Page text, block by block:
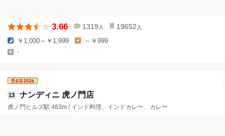
3.66 1319 人 19652 人
￥1,000～￥1,999 ～￥999
-
13 ナンディニ 虎ノ門店
虎ノ門ヒルズ駅 483m / インド料理、インドカレー、カレー